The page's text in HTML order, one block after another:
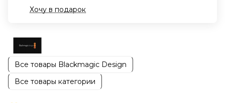
Хочу в подарок
Все товары Blackmagic Design
Все товары категории